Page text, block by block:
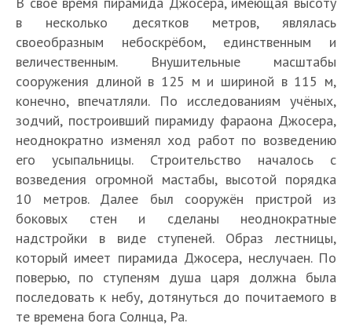
в несколько десятков метров, являлась
своеобразным небоскрёбом, единственным и
величественным. Внушительные масштабы
сооружения длиной в 125 м и шириной в 115 м,
конечно, впечатляли. По исследованиям учёных,
зодчий, построивший пирамиду фараона Джосера,
неоднократно изменял ход работ по возведению
его усыпальницы. Строительство началось с
возведения огромной мастабы, высотой порядка
10 метров. Далее был сооружён пристрой из
боковых стен и сделаны неоднократные
надстройки в виде ступеней. Образ лестницы,
который имеет пирамида Джосера, неслучаен. По
поверью, по ступеням душа царя должна была
последовать к небу, дотянуться до почитаемого в
те времена бога Солнца, Ра.